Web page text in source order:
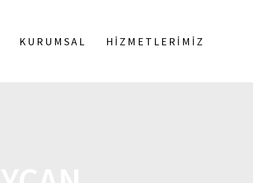
KURUMSAL HIZMETLERIMIZ